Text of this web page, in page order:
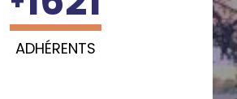
ADHÉRENTS